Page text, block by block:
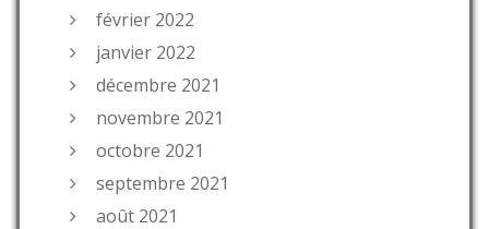
février 2022
janvier 2022
décembre 2021
novembre 2021
octobre 2021
septembre 2021
août 2021